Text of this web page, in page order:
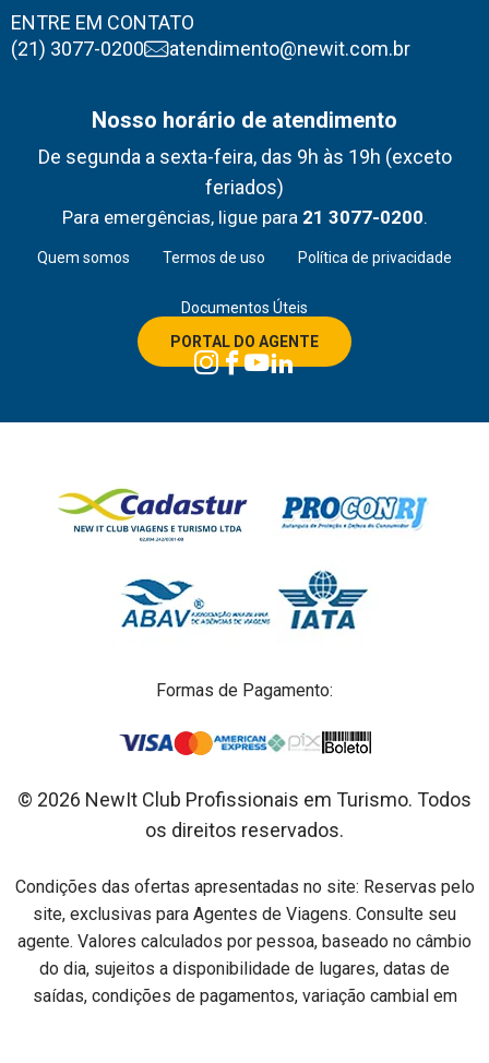
ENTRE EM CONTATO
(21) 3077-0200
atendimento@newit.com.br
Nosso horário de atendimento
De segunda a sexta-feira, das 9h às 19h (exceto
feriados)
Para emergências, ligue para 21 3077-0200.
Quem somos Termos de uso Política de privacidade
Documentos Úteis
PORTAL DO AGENTE
Formas de Pagamento:
© 2026 NewIt Club Profissionais em Turismo. Todos
os direitos reservados.
Condições das ofertas apresentadas no site: Reservas pelo
site, exclusivas para Agentes de Viagens. Consulte seu
agente. Valores calculados por pessoa, baseado no câmbio
do dia, sujeitos a disponibilidade de lugares, datas de
saídas, condições de pagamentos, variação cambial em